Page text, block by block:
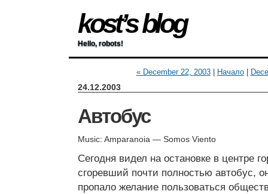
kost’s blog
Hello, robots!
« December 22, 2003| Начало|
24.12.2003
Автобус
Music: Amparanoia — Somos Viento
Сегодня видел на остановке в центре
сгоревший почти полностью автобус,
пропало желание пользоваться